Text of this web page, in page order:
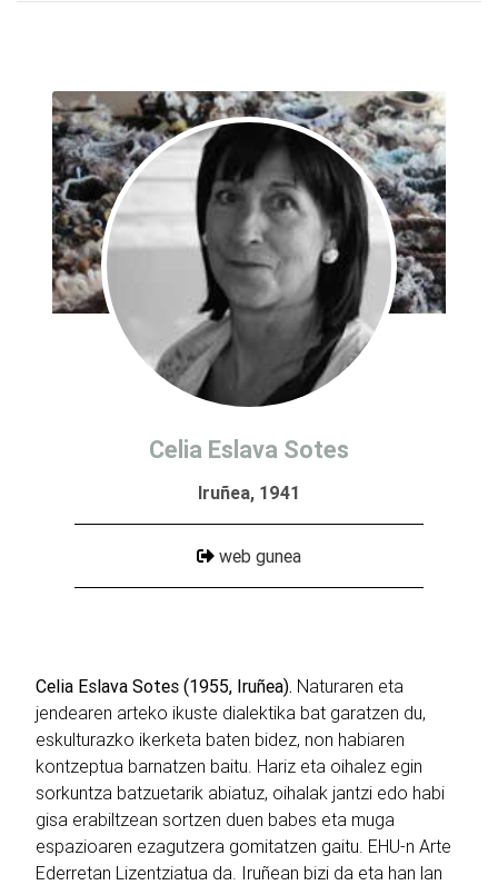
Celia Eslava Sotes (1955, Iruñea). Naturaren eta
jendearen arteko ikuste dialektika bat garatzen du,
eskulturazko ikerketa baten bidez, non habiaren
kontzeptua barnatzen baitu. Hariz eta oihalez egin
sorkuntza batzuetarik abiatuz, oihalak jantzi edo habi
gisa erabiltzean sortzen duen babes eta muga
espazioaren ezagutzera gomitatzen gaitu. EHU-n Arte
Ederretan Lizentziatua da. Iruñean bizi da eta han lan
Celia Eslava Sotes
Iruñea, 1941
web gunea